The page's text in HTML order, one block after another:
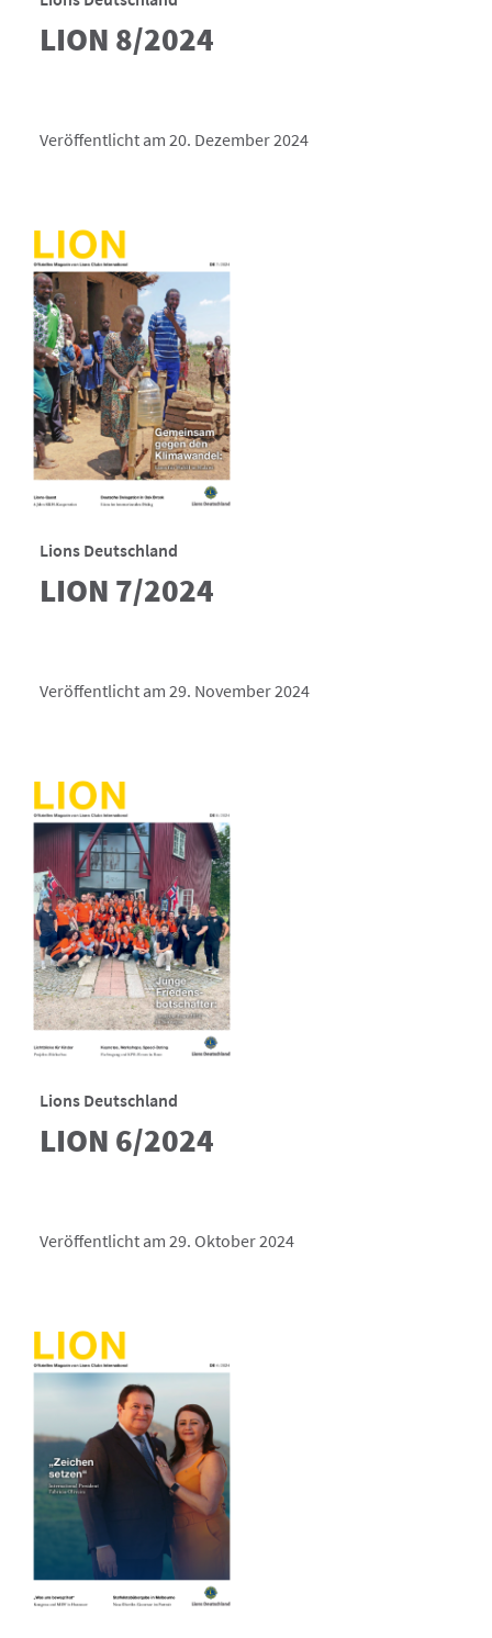
LION 8/2024
Veröffentlicht am 20. Dezember 2024
Lions Deutschland
LION 7/2024
Veröffentlicht am 29. November 2024
Lions Deutschland
LION 6/2024
Veröffentlicht am 29. Oktober 2024